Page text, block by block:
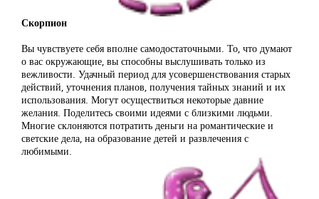
Скорпион
Вы чувствуете себя вполне самодостаточными. То, что думают
о вас окружающие, вы способны выслушивать только из
вежливости. Удачный период для усовершенствования старых
действий, уточнения планов, получения тайных знаний и их
использования. Могут осуществиться некоторые давние
желания. Поделитесь своими идеями с близкими людьми.
Многие склоняются потратить деньги на романтические и
светские дела, на образование детей и развлечения с
любимыми.